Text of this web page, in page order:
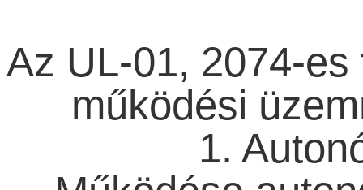
Az UL-01, 2074-
működési
1.